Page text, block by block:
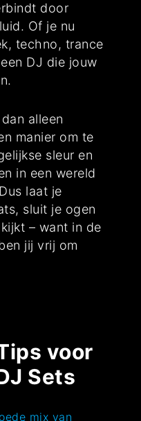
door
Of je nu
techno, trance
DJ die jouw
alleen
manier om te
sleur en
in een wereld
laat je
sluit je ogen
– want in de
jij vrij om
voor
Sets
mix van